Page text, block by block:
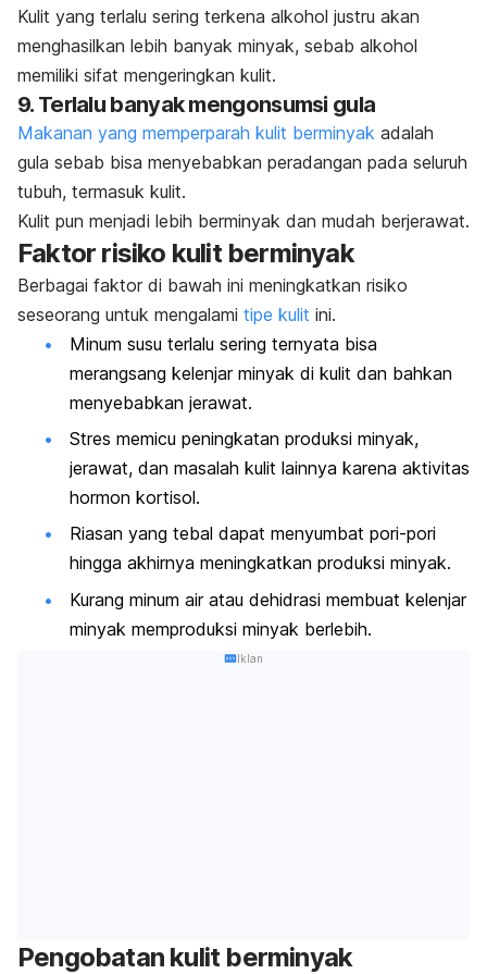
Kulit yang terlalu sering terkena alkohol justru akan
menghasilkan lebih banyak minyak, sebab alkohol
memiliki sifat mengeringkan kulit.
9. Terlalu banyak mengonsumsi gula
Makanan yang memperparah kulit berminyak adalah
gula sebab bisa menyebabkan peradangan pada seluruh
tubuh, termasuk kulit.
Kulit pun menjadi lebih berminyak dan mudah berjerawat.
Faktor risiko kulit berminyak
Berbagai faktor di bawah ini meningkatkan risiko
seseorang untuk mengalami tipe kulit ini.
Minum susu terlalu sering ternyata bisa
merangsang kelenjar minyak di kulit dan bahkan
menyebabkan jerawat.
Stres memicu peningkatan produksi minyak,
jerawat, dan masalah kulit lainnya karena aktivitas
hormon kortisol.
Riasan yang tebal dapat menyumbat pori-pori
hingga akhirnya meningkatkan produksi minyak.
Kurang minum air atau dehidrasi membuat kelenjar
minyak memproduksi minyak berlebih.
Iklan
Pengobatan kulit berminyak